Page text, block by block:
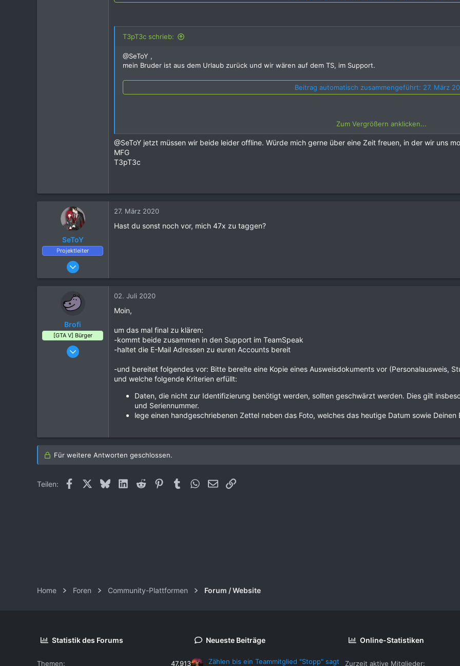
T3pT3c schrieb:
@SeToY ,
mein Bruder ist aus dem Urlaub zurück und wir wären auf dem TS, im Support.
Beitrag automatisch zusammengeführt: 27. März
Zum Vergrößern anklicken...
@SeToY jetzt müssen wir beide leider offline. Würde mich gerne über eine Zeit freuen, in der wir uns
MFG
T3pT3c
SeToY
Projektleiter
25. März 2016
21.081
27. März 2020
Hast du sonst noch vor, mich 47x zu taggen?
Brofi
[GTA V] Bürger
02. Juli 2020
Moin,
um das mal final zu klären:
-kommt beide zusammen in den Support im TeamSpeak
-haltet die E-Mail Adressen zu euren Accounts bereit
-und bereitet folgendes vor: Bitte bereite eine Kopie eines Ausweisdokuments vor (Personalausweis,
und welche folgende Kriterien erfüllt:
Daten, die nicht zur Identifizierung benötigt werden, sollten geschwärzt werden. Dies gilt
und Seriennummer.
lege einen handgeschriebenen Zettel neben das Foto, welches das heutige Datum sowie
Für weitere Antworten geschlossen.
Teilen: FacebookX (Twitter)
BlueskyLinkedIn
Reddit PinterestTumblrWhatsApp
E-MailLink
Home Foren Community-Plattformen Forum / Website
Statistik des Forums
Themen 47.913
Neueste Beiträge
Zählen bis ein Teammitglied "Stopp" sagt
Online-Statistiken
Zurzeit aktive Mitglieder